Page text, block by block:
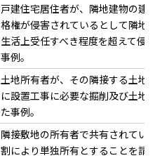
戸建住宅居住者が、隣地建物の建
格権が侵害されているとして隣地
生活上受任すべき程度を超えて侵
事例。
土地所有者が、その隣接する土地
に設置工事に必要な掘削及び土地
た事例。
隣接敷地の所有者で共有されてい
割により単独所有とすることを請